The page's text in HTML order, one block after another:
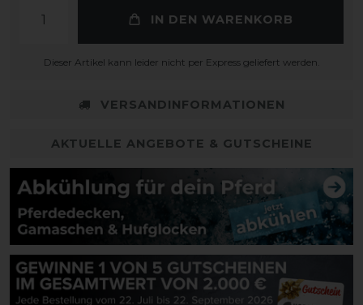
IN DEN WARENKORB
Dieser Artikel kann leider nicht per Express geliefert werden.
VERSANDINFORMATIONEN
AKTUELLE ANGEBOTE & GUTSCHEINE